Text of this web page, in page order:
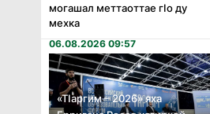
могашал меттаоттае гӏо ду
мехка
06.08.2026 09:57
«Тӏаргим – 2026» яха